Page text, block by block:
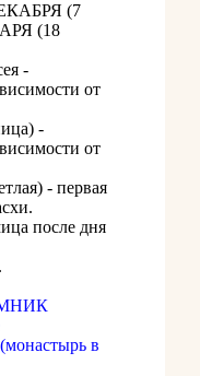
(7
(18
-
от
-
от
- первая
после дня
в